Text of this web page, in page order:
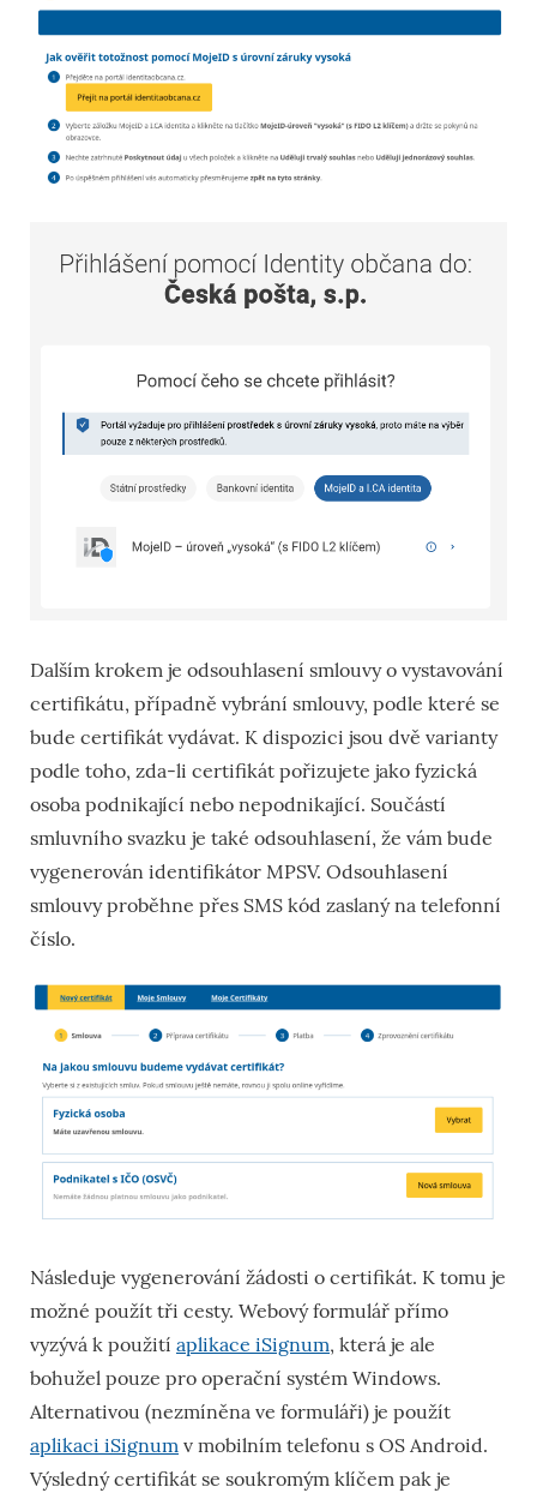
Dalším krokem je odsouhlasení smlouvy o vystavování
certifikátu, případně vybrání smlouvy, podle které se
bude certifikát vydávat. K dispozici jsou dvě varianty
podle toho, zda-li certifikát pořizujete jako fyzická
osoba podnikající nebo nepodnikající. Součástí
smluvního svazku je také odsouhlasení, že vám bude
vygenerován identifikátor MPSV. Odsouhlasení
smlouvy proběhne přes SMS kód zaslaný na telefonní
číslo.
Následuje vygenerování žádosti o certifikát. K tomu je
možné použít tři cesty. Webový formulář přímo
vyzývá k použití aplikace iSignum, která je ale
bohužel pouze pro operační systém Windows.
Alternativou (nezmíněna ve formuláři) je použít
aplikaci iSignum v mobilním telefonu s OS Android.
Výsledný certifikát se soukromým klíčem pak je